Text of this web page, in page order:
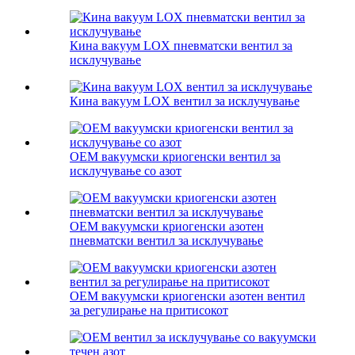
Кина вакуум LOX пневматски вентил за
исклучување
Кина вакуум LOX вентил за исклучување
OEM вакуумски криогенски вентил за
исклучување со азот
OEM вакуумски криогенски азотен
пневматски вентил за исклучување
OEM вакуумски криогенски азотен вентил
за регулирање на притисокот